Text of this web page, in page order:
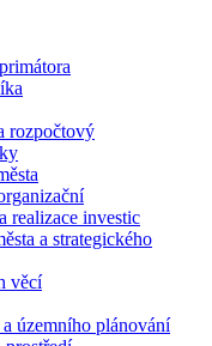
rozpočtový
realizace investic
a strategického
věcí
územního plánování